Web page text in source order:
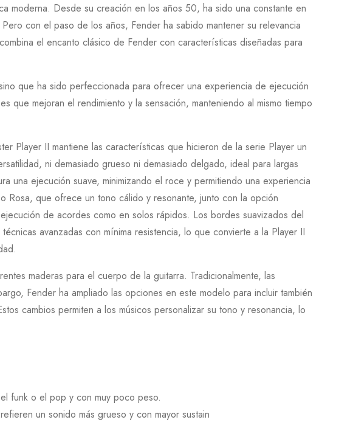
moderna. Desde su creación en los años 50, ha sido una constante en
con el paso de los años, Fender ha sabido mantener su relevancia
el encanto clásico de Fender con características diseñadas para
que ha sido perfeccionada para ofrecer una experiencia de ejecución
que mejoran el rendimiento y la sensación, manteniendo al mismo tiempo
Player II mantiene las características que hicieron de la serie Player un
ni demasiado grueso ni demasiado delgado, ideal para largas
una ejecución suave, minimizando el roce y permitiendo una experiencia
Rosa, que ofrece un tono cálido y resonante, junto con la opción
de acordes como en solos rápidos. Los bordes suavizados del
avanzadas con mínima resistencia, lo que convierte a la Player II
maderas para el cuerpo de la guitarra. Tradicionalmente, las
Fender ha ampliado las opciones en este modelo para incluir también
cambios permiten a los músicos personalizar su tono y resonancia, lo
funk o el pop y con muy poco peso.
un sonido más grueso y con mayor sustain